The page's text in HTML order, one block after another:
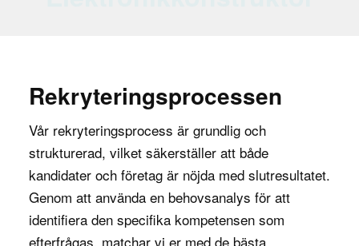
förbättra produktionsprocesserna.
Mekanikkonstruktören är också viktig för att
säkerställa att produkter uppfyller
branschstandarder och säkerhetsföreskrifter.
Genom att utföra noggranna simuleringar och
tester kan mekanikkonstruktören identifiera och
Rekryteringsprocessen
Vår rekryteringsprocess är grundlig och
strukturerad, vilket säkerställer att både
kandidater och företag är nöjda med slutresultatet.
Genom att använda en behovsanalys för att
identifiera den specifika kompetensen som
efterfrågas, matchar vi er med de bästa